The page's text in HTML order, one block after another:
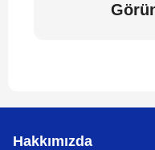
Hakkımızda